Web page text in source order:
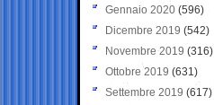
Gennaio 2020 (596)
Dicembre 2019 (542)
Novembre 2019 (316)
Ottobre 2019 (631)
Settembre 2019 (617)